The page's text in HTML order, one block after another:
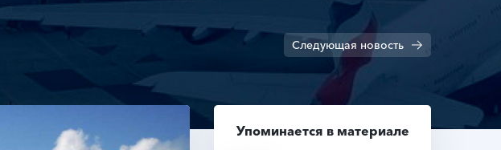
Следующая новость
Упоминается в материале